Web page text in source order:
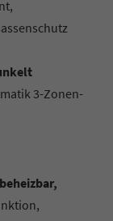
3-Zonen-